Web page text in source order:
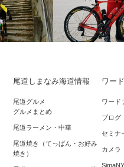
大迫力の
しまなみ縦走
風に乗って、春
尾道しまなみ海道情報
尾道グルメ
グルメまとめ
尾道ラーメン・中華
尾道焼き（てっぱん・お好み
焼き）
ワー
ワード
ブログ
セミナ
カメラ